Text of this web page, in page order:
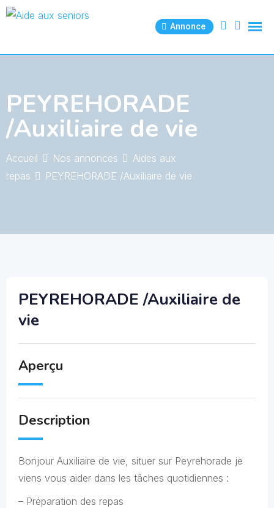
Skip
Annonce
PEYREHORADE
/Auxiliaire de vie
Accueil Nos annonces
Aides aux
repas
PEYREHORADE /Auxiliaire de vie
PEYREHORADE /Auxiliaire de
vie
Aperçu
Description
Bonjour Auxiliaire de vie, situer sur Peyrehorade je
viens vous aider dans les tâches quotidiennes :
– Préparation des repas